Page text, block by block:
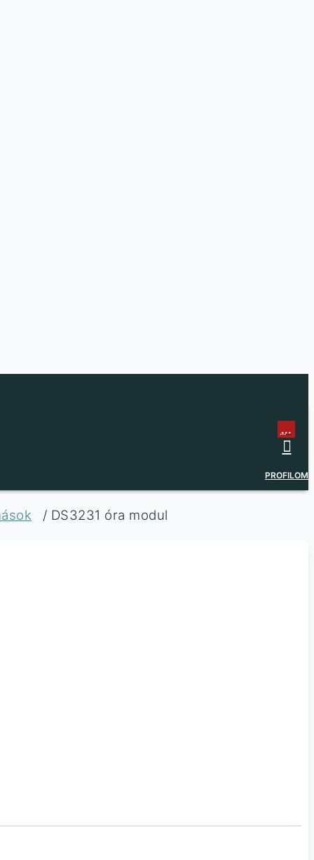
...
...
PROFILOM
/ DS3231 óra modul